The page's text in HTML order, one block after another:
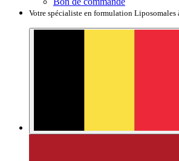
Votre spécialiste en formulation